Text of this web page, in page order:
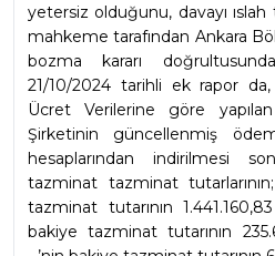
yetersiz olduğunu, davayı
mahkeme tarafından Ankara
bozma kararı
21/10/2024 tarihli ek rapor da,
Ücret Verilerine göre
Şirketinin güncellenmiş
hesaplarından indirilmesi
tazminat tazminat
tazminat tutarının
bakiye tazminat tutarının